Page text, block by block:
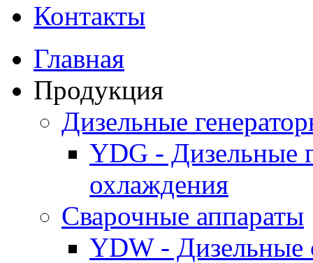
Контакты
Главная
Продукция
Дизельные
YDG - Дизельные
охлаждения
Cварочные аппараты
YDW - Дизельные